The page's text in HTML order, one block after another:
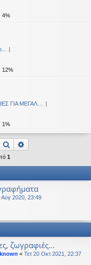
4%
12%
ΓΙΑ ΜΕΓΑΛ…
1%
Αναζήτηση
1
Αύγ 2020, 23:49
ζωγραφιές...
« Τετ 20 Οκτ 2021, 22:37